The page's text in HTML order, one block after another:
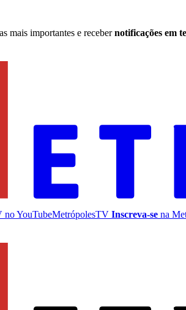
mais importantes e receber notificações em
noYouTubeMetrópolesTV Inscreva-se na